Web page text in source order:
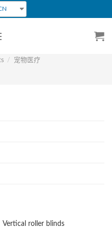
/ 宠物医疗
Vertical roller blinds